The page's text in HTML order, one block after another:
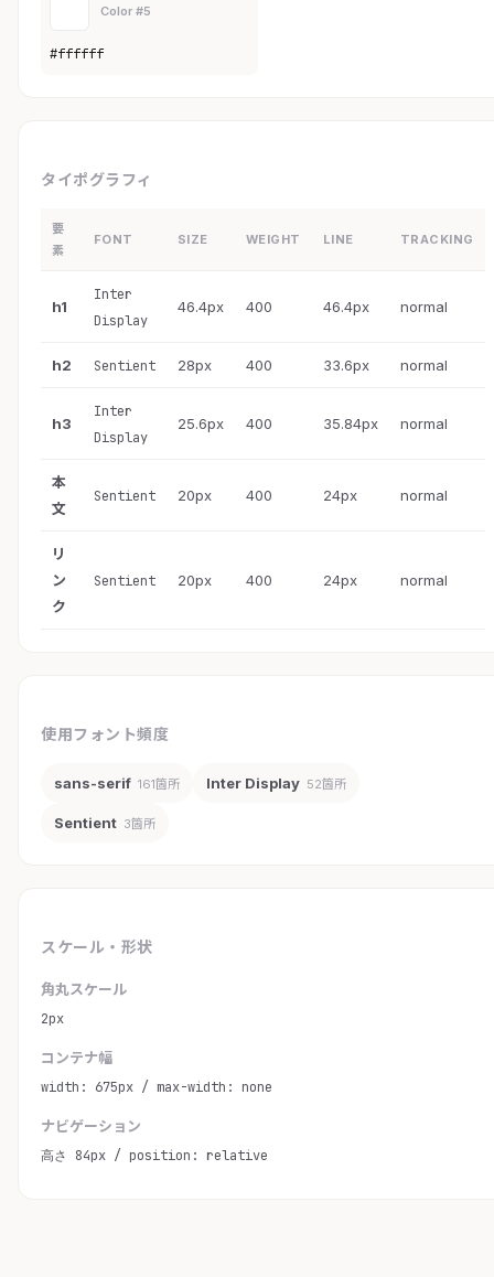
Color #5
#ffffff
タイポグラフィ
要
素
FONT SIZE WEIGHT LINE TRACKING
h1
Inter
Display
46.4px 400 46.4px normal
h2 Sentient 28px 400 33.6px normal
h3
Inter
Display
25.6px 400 35.84px normal
本
文
Sentient 20px 400 24px normal
リ
ン
ク
Sentient 20px 400 24px normal
使用フォント頻度
sans-serif 161箇所 Inter Display 52箇所
Sentient 3箇所
スケール・形状
角丸スケール
2px
コンテナ幅
width: 675px / max-width: none
ナビゲーション
高さ 84px / position: relative